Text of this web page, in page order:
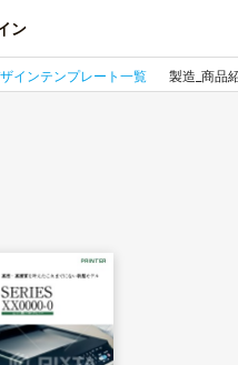
ン
インテンプレート一覧 製造_商品